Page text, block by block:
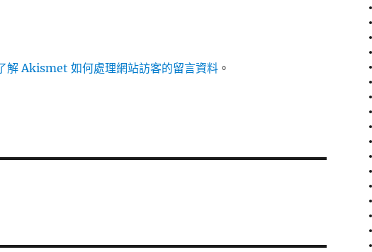
解 Akismet 如何處理網站訪客的留言資料 。